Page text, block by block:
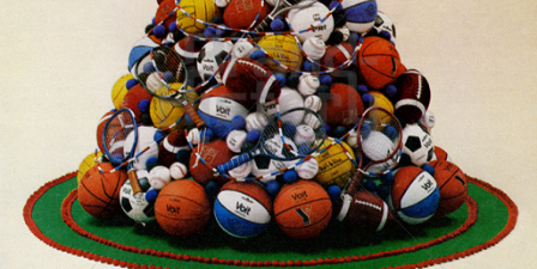
AMF · AMERICAN MACHINE & FOUNDRY COMPANY
AMERICAN MACHINE & FOUNDRY COMPANY
1977